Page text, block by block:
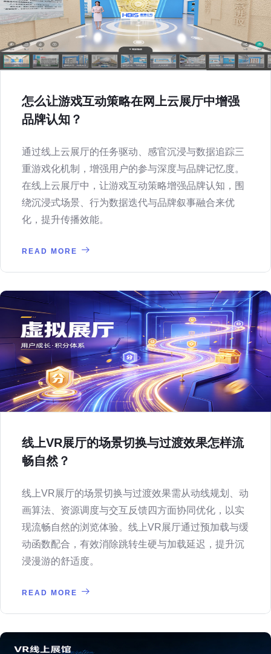
怎么让游戏互动策略在网上云展厅中增强
品牌认知？
通过线上云展厅的任务驱动、感官沉浸与数据追踪三
重游戏化机制，增强用户的参与深度与品牌记忆度。
在线上云展厅中，让游戏互动策略增强品牌认知，围
绕沉浸式场景、行为数据迭代与品牌叙事融合来优
化，提升传播效能。
READ MORE
线上VR展厅的场景切换与过渡效果怎样流
畅自然？
线上VR展厅的场景切换与过渡效果需从动线规划、动
画算法、资源调度与交互反馈四方面协同优化，以实
现流畅自然的浏览体验。线上VR展厅通过预加载与缓
动函数配合，有效消除跳转生硬与加载延迟，提升沉
浸漫游的舒适度。
READ MORE